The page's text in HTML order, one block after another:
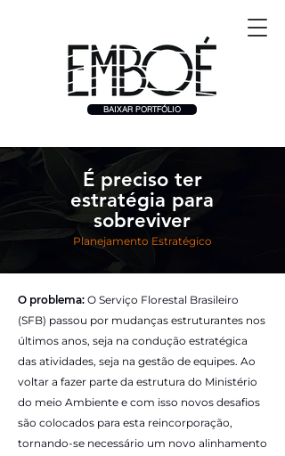
BAIXAR PORTFÓLIO
É preciso ter
estratégia para
sobreviver
Planejamento Estratégico
O problema: O Serviço Florestal Brasileiro
(SFB) passou por mudanças estruturantes nos
últimos anos, seja na condução estratégica
das atividades, seja na gestão de equipes. Ao
voltar a fazer parte da estrutura do Ministério
do meio Ambiente e com isso novos desafios
são colocados para esta reincorporação,
tornando-se necessário um novo alinhamento